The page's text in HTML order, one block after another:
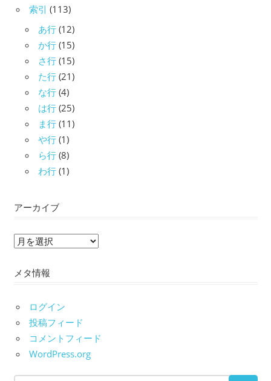
索引 (113)
あ行 (12)
か行 (15)
さ行 (15)
た行 (21)
な行 (4)
は行 (25)
ま行 (11)
や行 (1)
ら行 (8)
わ行 (1)
アーカイブ
ア
カ
ブ
メタ情報
ログイン
投稿フィード
コメントフィード
WordPress.org